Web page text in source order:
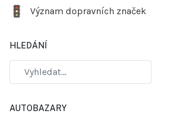
Význam dopravních značek
HLEDÁNÍ
AUTOBAZARY